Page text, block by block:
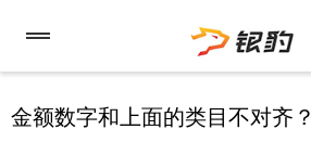
金额数字和上面的类目不对齐？